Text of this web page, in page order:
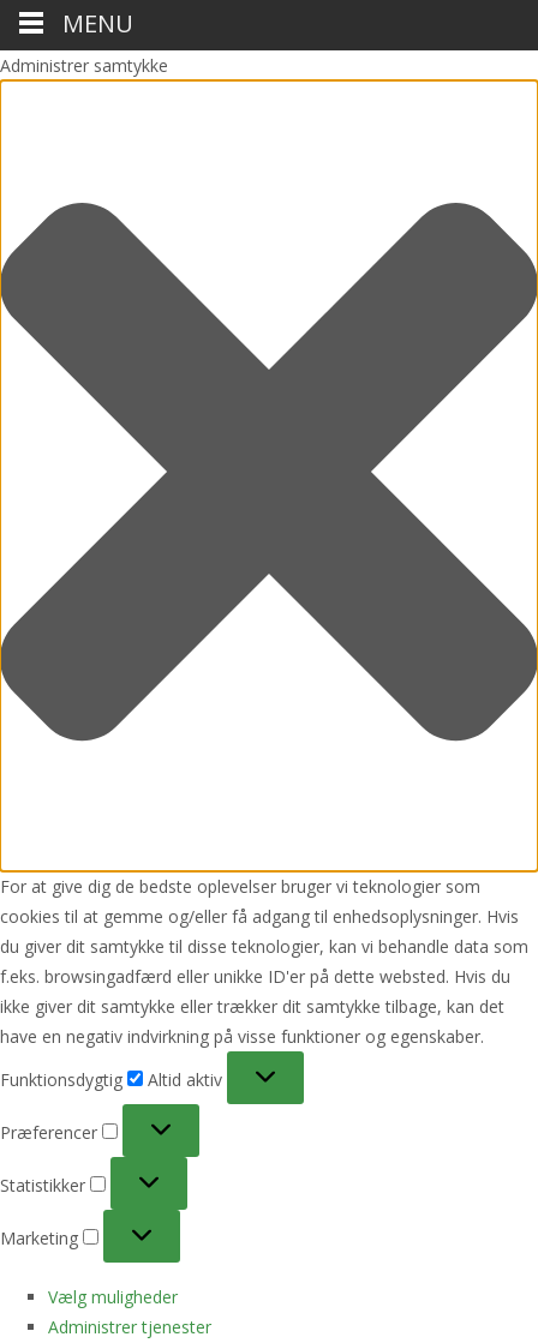
Administrer samtykke
For at give dig de bedste oplevelser bruger vi teknologier som
cookies til at gemme og/eller få adgang til enhedsoplysninger. Hvis
du giver dit samtykke til disse teknologier, kan vi behandle data som
f.eks. browsingadfærd eller unikke ID'er på dette websted. Hvis du
ikke giver dit samtykke eller trækker dit samtykke tilbage, kan det
have en negativ indvirkning på visse funktioner og egenskaber.
Funktionsdygtig
Altid aktiv
Præferencer
Statistikker
Marketing
Vælg muligheder
Administrer tjenester
MENU